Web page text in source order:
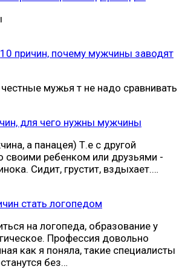
10 причин, почему мужчины заводят
мужья т не надо сравнивать
для чего нужны мужчины
а панацея) Т.е с другой
своими ребенком или друзьями -
Сидит, грустит, вздыхает.…
стать логопедом
на логопеда, образование у
Профессия довольно
как я поняла, такие специалисты
без…